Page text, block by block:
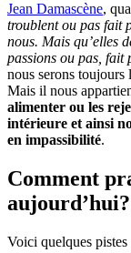
Jean Damascène,
troublent ou pas fait
nous. Mais qu’elles
passions ou pas, fait
nous serons toujours
Mais il nous
alimenter ou les
intérieure et ainsi
en impassibilité.
Comment
aujourd’hui?
Voici quelques